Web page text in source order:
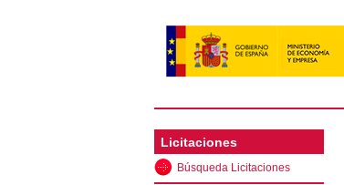
Licitaciones
Búsqueda Licitaciones